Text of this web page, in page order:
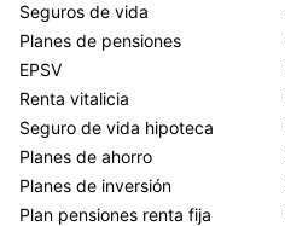
Seguros de vida
Planes de pensiones
EPSV
Renta vitalicia
Seguro de vida hipoteca
Planes de ahorro
Planes de inversión
Plan pensiones renta fija